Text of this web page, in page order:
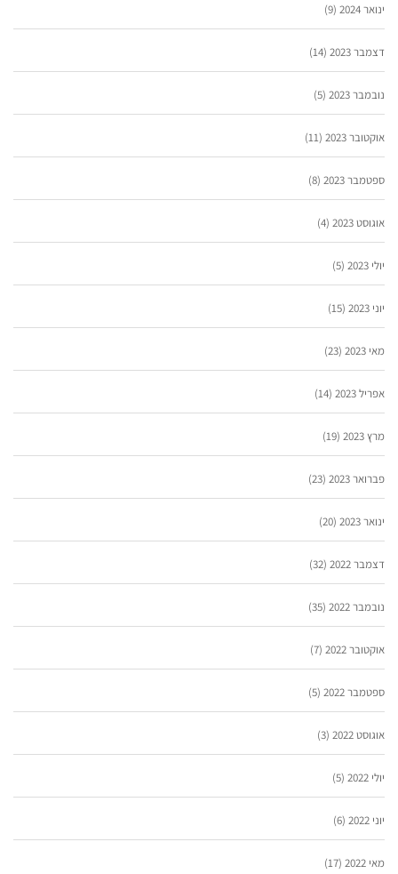
ינואר 2024 (9)
דצמבר 2023 (14)
נובמבר 2023 (5)
אוקטובר 2023 (11)
ספטמבר 2023 (8)
אוגוסט 2023 (4)
יולי 2023 (5)
יוני 2023 (15)
מאי 2023 (23)
אפריל 2023 (14)
מרץ 2023 (19)
פברואר 2023 (23)
ינואר 2023 (20)
דצמבר 2022 (32)
נובמבר 2022 (35)
אוקטובר 2022 (7)
ספטמבר 2022 (5)
אוגוסט 2022 (3)
יולי 2022 (5)
יוני 2022 (6)
מאי 2022 (17)